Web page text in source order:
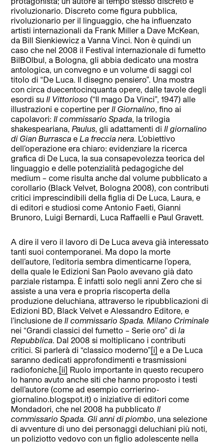
rivoluzionario. Discreto come figura pubblica,
rivoluzionario per il linguaggio, che ha influenzato
artisti internazionali da Frank Miller a Dave McKean,
da Bill Sienkiewicz a Vanna Vinci. Non è quindi un
caso che nel 2008 il Festival internazionale di fumetto
BilBOlbul, a Bologna, gli abbia dedicato una mostra
antologica, un convegno e un volume di saggi col
titolo di “De Luca. Il disegno pensiero”. Una mostra
con circa duecentocinquanta opere, dalle tavole degli
esordi suIl Vittorioso (“Il mago Da Vinci”, 1947) alle
illustrazioni e copertine perIl Giornalino, fino ai
capolavori:Il commissario Spada, la trilogia
shakespeariana,Paulus, gli adattamenti diIl giornalino
di Gian Burrasca eLa freccia nera. L’obiettivo
dell’operazione era chiaro: evidenziare la ricerca
grafica di De Luca, la sua consapevolezza teorica del
linguaggio e delle potenzialità pedagogiche del
medium – come risulta anche dal volume pubblicato a
corollario (Black Velvet, Bologna 2008), con contributi
critici imprescindibili della figlia di De Luca, Laura, e
di editori e studiosi come Antonio Faeti, Gianni
Brunoro, Luigi Bernardi, Luca Raffaelli e Paul Gravett.
A dire il vero il lavoro di De Luca aveva già interessato
tanti suoi contemporanei. Ma dopo la morte
dell’autore, l’editoria sembra dimenticarne l’opera,
della quale le Edizioni San Paolo avevano già dato
parziale ristampa. È infatti solo negli anni Zero che si
assiste a una vera e propria riscoperta della
produzione deluchiana, attraverso le ripubblicazioni di
Edizioni BD, Black Velvet e Alessandro Editore, e
l’inclusione deIl commissario Spada. Milano Criminale
nei “Grandi classici del fumetto – Serie oro” dila
Repubblica. Dal 2008 si moltiplicano i contributi
critici. Si parlerà di “classico moderno”[i] e a De Luca
saranno dedicati approfondimenti e trasmissioni
radiofoniche.[ii] Ruolo importante in questo recupero
lo hanno avuto anche siti che hanno proposto i testi
dell’autore (come ad esempio corrierino-
giornalino.blogspot.it) o iniziative di editori come
Mondadori, che nel 2008 ha pubblicatoIl
commissario Spada. Gli anni di piombo, una selezione
di avventure di uno dei personaggi deluchiani più noti,
un poliziotto vedovo con un figlio adolescente nella